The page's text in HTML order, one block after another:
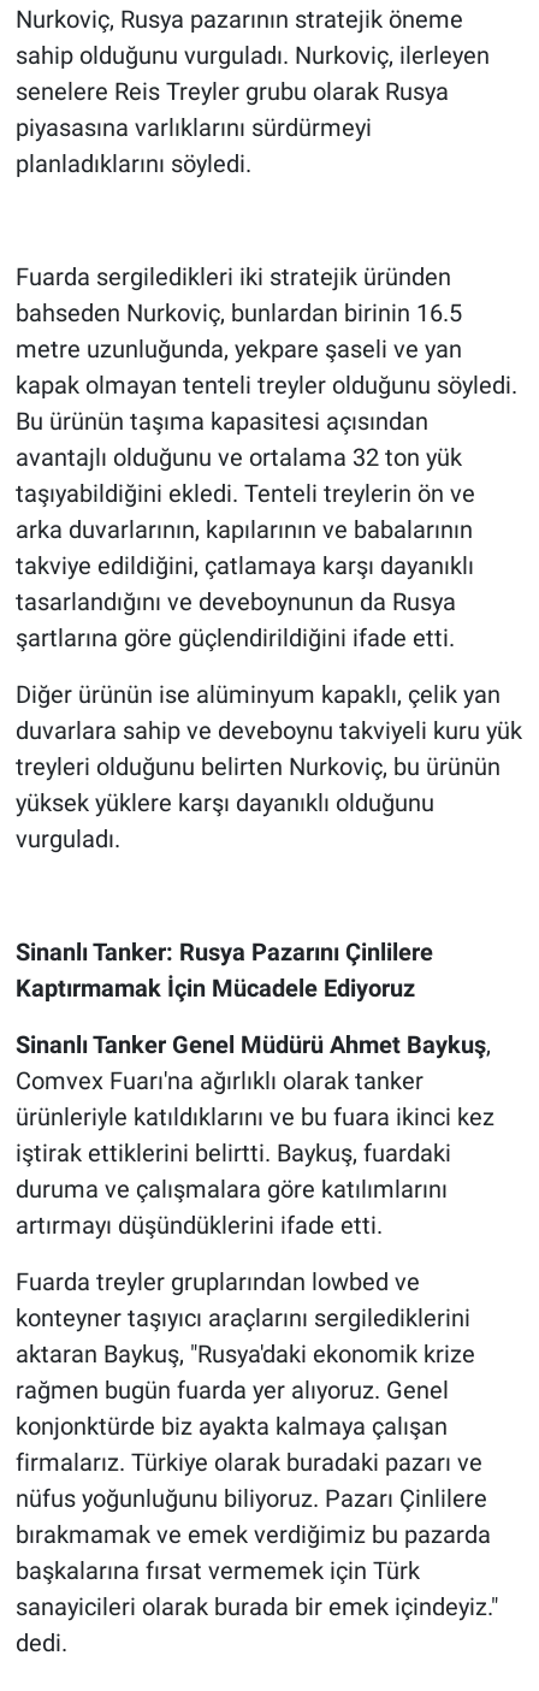
Nurkoviç, Rusya pazarının stratejik öneme
sahip olduğunu vurguladı. Nurkoviç, ilerleyen
senelere Reis Treyler grubu olarak Rusya
piyasasına varlıklarını sürdürmeyi
planladıklarını söyledi.
Fuarda sergiledikleri iki stratejik üründen
bahseden Nurkoviç, bunlardan birinin 16.5
metre uzunluğunda, yekpare şaseli ve yan
kapak olmayan tenteli treyler olduğunu söyledi.
Bu ürünün taşıma kapasitesi açısından
avantajlı olduğunu ve ortalama 32 ton yük
taşıyabildiğini ekledi. Tenteli treylerin ön ve
arka duvarlarının, kapılarının ve babalarının
takviye edildiğini, çatlamaya karşı dayanıklı
tasarlandığını ve deveboynunun da Rusya
şartlarına göre güçlendirildiğini ifade etti.
Diğer ürünün ise alüminyum kapaklı, çelik yan
duvarlara sahip ve deveboynu takviyeli kuru yük
treyleri olduğunu belirten Nurkoviç, bu ürünün
yüksek yüklere karşı dayanıklı olduğunu
vurguladı.
Sinanlı Tanker: Rusya Pazarını Çinlilere
Kaptırmamak İçin Mücadele Ediyoruz
Sinanlı Tanker Genel Müdürü Ahmet Baykuş,
Comvex Fuarı'na ağırlıklı olarak tanker
ürünleriyle katıldıklarını ve bu fuara ikinci kez
iştirak ettiklerini belirtti. Baykuş, fuardaki
duruma ve çalışmalara göre katılımlarını
artırmayı düşündüklerini ifade etti.
Fuarda treyler gruplarından lowbed ve
konteyner taşıyıcı araçlarını sergilediklerini
aktaran Baykuş, "Rusya'daki ekonomik krize
rağmen bugün fuarda yer alıyoruz. Genel
konjonktürde biz ayakta kalmaya çalışan
firmalarız. Türkiye olarak buradaki pazarı ve
nüfus yoğunluğunu biliyoruz. Pazarı Çinlilere
bırakmamak ve emek verdiğimiz bu pazarda
başkalarına fırsat vermemek için Türk
sanayicileri olarak burada bir emek içindeyiz."
dedi.